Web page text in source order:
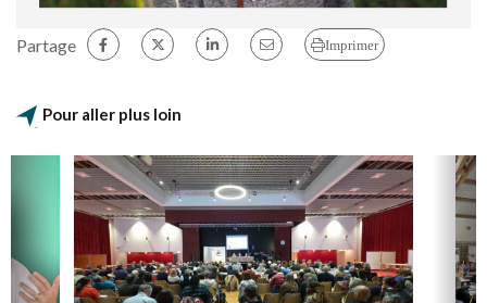
Partage Imprimer
Pour aller plus loin